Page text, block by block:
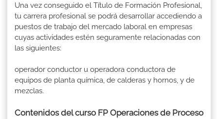
Una vez conseguido el Título de Formación Profesional,
tu carrera profesional se podrá desarrollar accediendo a
puestos de trabajo del mercado laboral en empresas
cuyas actividades estén seguramente relacionadas con
las siguientes:
operador conductor u operadora conductora de
equipos de planta química, de calderas y hornos, y de
mezclas.
Contenidos del curso FP Operaciones de Proceso